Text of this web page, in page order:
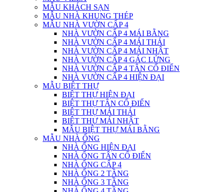
MẪU KHÁCH SẠN
MẪU NHÀ KHUNG THÉP
MẪU NHÀ VƯỜN CẤP 4
NHÀ VƯỜN CẤP 4 MÁI BẰNG
NHÀ VƯỜN CẤP 4 MÁI THÁI
NHÀ VƯỜN CẤP 4 MÁI NHẬT
NHÀ VƯỜN CẤP 4 GÁC LỬNG
NHÀ VƯỜN CẤP 4 TÂN CỔ ĐIỂN
NHÀ VƯỜN CẤP 4 HIỆN ĐẠI
MẪU BIỆT THỰ
BIỆT THỰ HIỆN ĐẠI
BIỆT THỰ TÂN CỔ ĐIỂN
BIỆT THỰ MÁI THÁI
BIỆT THỰ MÁI NHẬT
MẪU BIỆT THỰ MÁI BẰNG
MẪU NHÀ ỐNG
NHÀ ỐNG HIỆN ĐẠI
NHÀ ỐNG TÂN CỔ ĐIỂN
NHÀ ỐNG CẤP 4
NHÀ ỐNG 2 TẦNG
NHÀ ỐNG 3 TẦNG